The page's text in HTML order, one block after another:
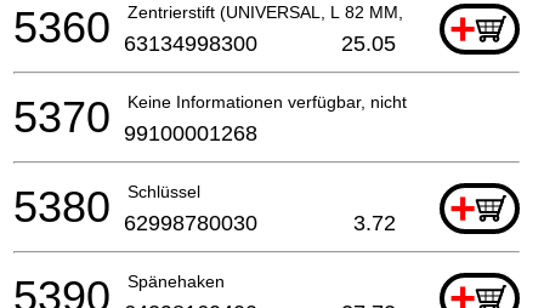
Zentrierstift (UNIVERSAL, L 82 MM, OD 6.35 MM)
+
5360 63134998300 25.05
Keine Informationen verfügbar, nicht bestellbar
5370 99100001268
Schlüssel +
5380 62998780030 3.72
Spänehaken
5390